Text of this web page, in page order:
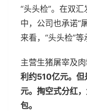
“头头检”。在双
中，公司也承诺“
来看，“头头检”等
主营生猪屠宰及肉
利约510亿元。
元。掏空式分红
包。